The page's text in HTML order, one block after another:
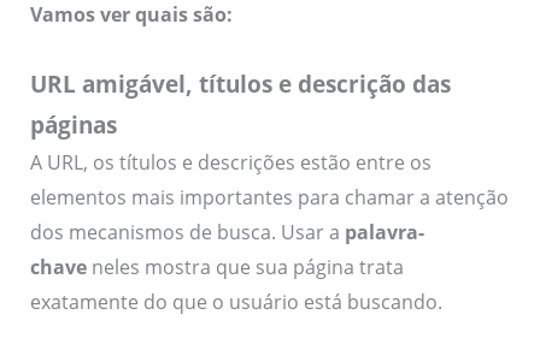
Vamos ver quais são:
URL amigável, títulos e descrição das
páginas
A URL, os títulos e descrições estão entre os
elementos mais importantes para chamar a atenção
dos mecanismos de busca. Usar a palavra-
chaveneles mostra que sua página trata
exatamente do que o usuário está buscando.